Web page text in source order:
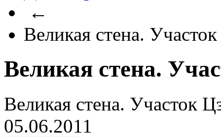
←
Великая стена.
Великая стена.
Великая стена. Участок
05.06.2011